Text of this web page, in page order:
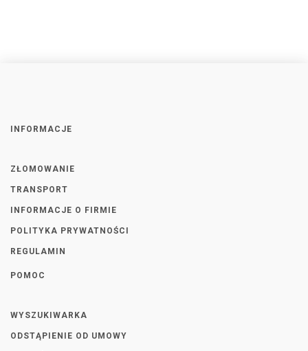
INFORMACJE
ZŁOMOWANIE
TRANSPORT
INFORMACJE O FIRMIE
POLITYKA PRYWATNOŚCI
REGULAMIN
POMOC
WYSZUKIWARKA
ODSTĄPIENIE OD UMOWY